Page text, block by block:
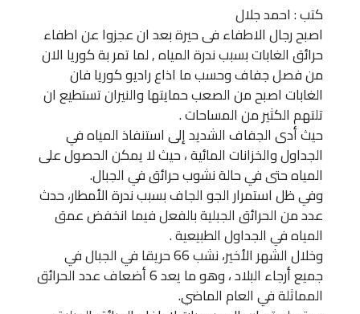
كتب : احمد جلال
اصبح رجال الاطفاء فى حيرة بعد ان عجزوا عن اطفاء
حرائق الغابات بسبب ندرة المياه , لما تمر بة كوريا الان
من فصل جفاف وحسب ما اذاع راديو كوريا فان
الغابات اصبح من الصعب حمايتها والنيران تستطيع ان
تلتهم الكثير من المساحات .
حيث أدى الجفاف الشديد إلى استنفاذ المياه في
الجداول والخزانات المائية ، حيث لا يمكن الحصول على
المياه حتى في حالة نشوب حرائق في الجبال.
وفي ظل استمرار الجو الجاف بسبب ندرة الأمطار، حدث
عدد من الحرائق الجبلية بالفعل فيما انخفض عمق
المياه في الجداول الطبيعية .
وخلال الشهر الأخير، نشب 66 حريقا في الجبال في
جميع أرجاء البلاد ، وهو ما يعد 6 أضعاف عدد الحرائق
المماثلة في العام الماضي.